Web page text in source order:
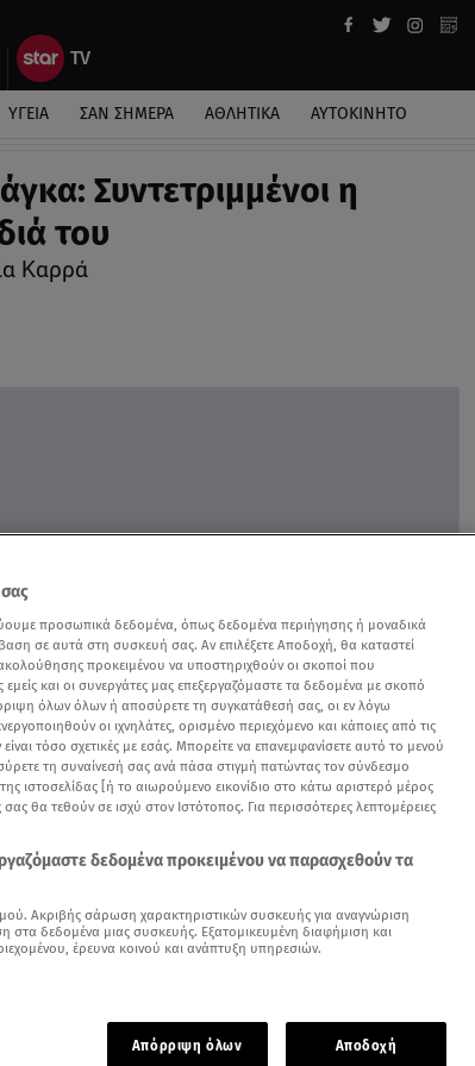
ΥΓΕΙΑ ΣΑΝ ΣΗΜΕΡΑ ΑΘΛΗΤΙΚΑ ΑΥΤΟΚΙΝΗΤΟ
Συντετριμμένοι η
του
Καρρά
άρθρα μας στα αποτελέσματα αναζήτησης
, o οποίος νικήθηκε από τον κορωνοϊό, είπαν
φίλοι και στενοί συνεργάτες του.
προσωπικά δεδομένα, όπως δεδομένα περιήγησης ή μοναδικά
σε αυτά στη συσκευή σας. Αν επιλέξετε Αποδοχή, θα καταστεί
προκειμένου να υποστηριχθούν οι σκοποί που
και οι συνεργάτες μας επεξεργαζόμαστε τα δεδομένα με σκοπό
όλων όλων ή αποσύρετε τη συγκατάθεσή σας, οι εν λόγω
οι ιχνηλάτες, ορισμένο περιεχόμενο και κάποιες από τις
τόσο σχετικές με εσάς. Μπορείτε να επανεμφανίσετε αυτό το μενού
τη συναίνεσή σας ανά πάσα στιγμή πατώντας τον σύνδεσμο
ιστοσελίδας [ή το αιωρούμενο εικονίδιο στο κάτω αριστερό μέρος
σας θα τεθούν σε ισχύ στον Ιστότοπος. Για περισσότερες λεπτομέρειες
δεδομένα προκειμένου να παρασχεθούν τα
Ακριβής σάρωση χαρακτηριστικών συσκευής για αναγνώριση
δεδομένα μιας συσκευής. Εξατομικευμένη διαφήμιση και
έρευνα κοινού και ανάπτυξη υπηρεσιών.
Απόρριψη όλων Αποδοχή